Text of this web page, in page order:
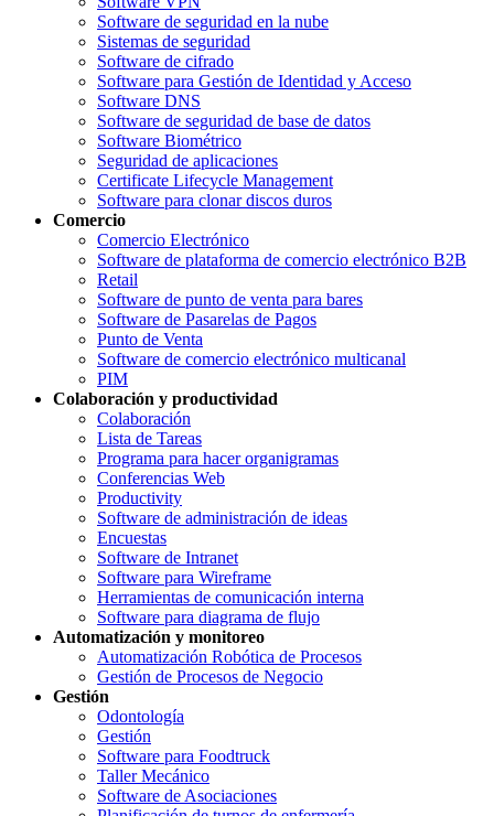
Software de seguridad en la nube
Sistemas de seguridad
Software de cifrado
Software para Gestión de Identidad y Acceso
Software DNS
Software de seguridad de base de datos
Software Biométrico
Seguridad de aplicaciones
Certificate Lifecycle Management
Software para clonar discos duros
Comercio
Comercio Electrónico
Software de plataforma de comercio electrónico B2B
Retail
Software de punto de venta para bares
Software de Pasarelas de Pagos
Punto de Venta
Software de comercio electrónico multicanal
PIM
Colaboración y productividad
Colaboración
Lista de Tareas
Programa para hacer organigramas
Conferencias Web
Productivity
Software de administración de ideas
Encuestas
Software de Intranet
Software para Wireframe
Herramientas de comunicación interna
Software para diagrama de flujo
Automatización y monitoreo
Automatización Robótica de Procesos
Gestión de Procesos de Negocio
Gestión
Odontología
Gestión
Software para Foodtruck
Taller Mecánico
Software de Asociaciones